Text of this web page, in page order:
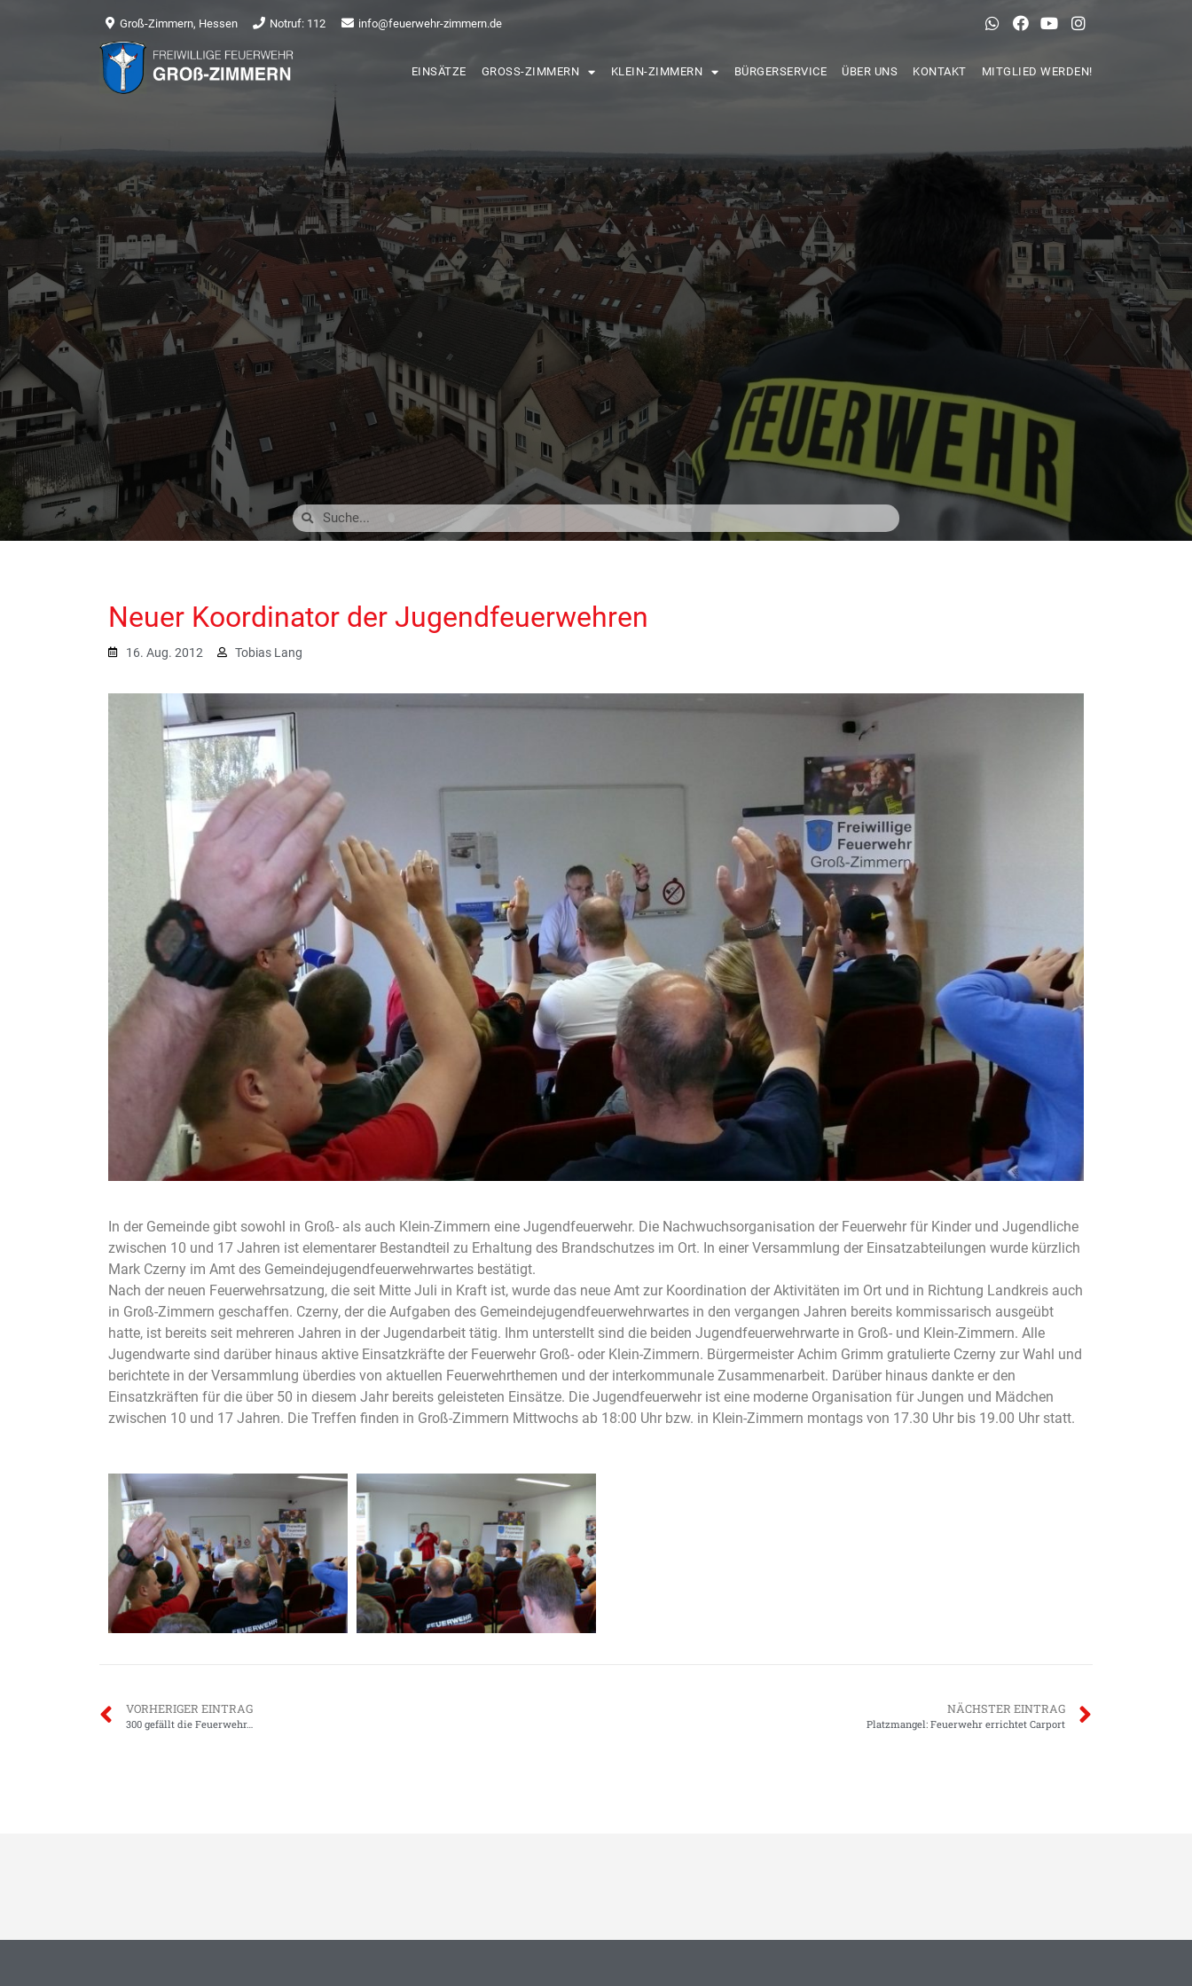
Groß-Zimmern, Hessen Notruf: 112 info@feuerwehr-zimmern.de
EINSÄTZE GROSS-ZIMMERN KLEIN-ZIMMERN BÜRGERSERVICE ÜBER UNS KONTAKT MITGLIED WERDEN!
Neuer Koordinator der Jugendfeuerwehren
16. Aug. 2012 Tobias Lang
In der Gemeinde gibt sowohl in Groß- als auch Klein-Zimmern eine Jugendfeuerwehr. Die Nachwuchsorganisation der Feuerwehr für Kinder und Jugendliche
zwischen 10 und 17 Jahren ist elementarer Bestandteil zu Erhaltung des Brandschutzes im Ort. In einer Versammlung der Einsatzabteilungen wurde kürzlich
Mark Czerny im Amt des Gemeindejugendfeuerwehrwartes bestätigt.
Nach der neuen Feuerwehrsatzung, die seit Mitte Juli in Kraft ist, wurde das neue Amt zur Koordination der Aktivitäten im Ort und in Richtung Landkreis auch
in Groß-Zimmern geschaffen. Czerny, der die Aufgaben des Gemeindejugendfeuerwehrwartes in den vergangen Jahren bereits kommissarisch ausgeübt
hatte, ist bereits seit mehreren Jahren in der Jugendarbeit tätig. Ihm unterstellt sind die beiden Jugendfeuerwehrwarte in Groß- und Klein-Zimmern. Alle
Jugendwarte sind darüber hinaus aktive Einsatzkräfte der Feuerwehr Groß- oder Klein-Zimmern. Bürgermeister Achim Grimm gratulierte Czerny zur Wahl und
berichtete in der Versammlung überdies von aktuellen Feuerwehrthemen und der interkommunale Zusammenarbeit. Darüber hinaus dankte er den
Einsatzkräften für die über 50 in diesem Jahr bereits geleisteten Einsätze. Die Jugendfeuerwehr ist eine moderne Organisation für Jungen und Mädchen
zwischen 10 und 17 Jahren. Die Treffen finden in Groß-Zimmern Mittwochs ab 18:00 Uhr bzw. in Klein-Zimmern montags von 17.30 Uhr bis 19.00 Uhr statt.
VORHERIGER EINTRAG
300 gefällt die Feuerwehr…
NÄCHSTER EINTRAG
Platzmangel: Feuerwehr errichtet Carport